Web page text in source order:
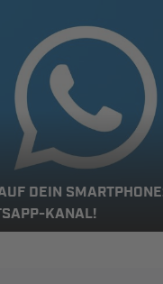
DEIN
KANAL!